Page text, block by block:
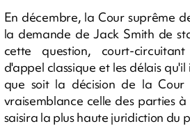
En décembre, la Cour suprême
la demande de Jack Smith de
cette question, court-
d'appel classique et les délais
que soit la décision de la Cour
vraisemblance celle des parties
saisira la plus haute juridiction du